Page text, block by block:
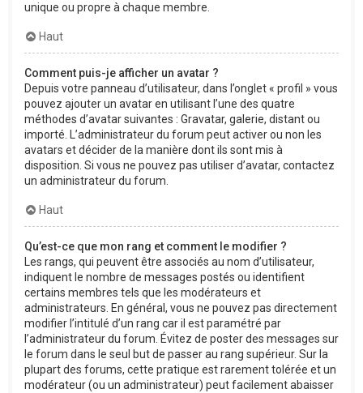
unique ou propre à chaque membre.
Haut
Comment puis-je afficher un avatar ?
Depuis votre panneau d’utilisateur, dans l’onglet « profil » vous
pouvez ajouter un avatar en utilisant l’une des quatre
méthodes d’avatar suivantes : Gravatar, galerie, distant ou
importé. L’administrateur du forum peut activer ou non les
avatars et décider de la manière dont ils sont mis à
disposition. Si vous ne pouvez pas utiliser d’avatar, contactez
un administrateur du forum.
Haut
Qu’est-ce que mon rang et comment le modifier ?
Les rangs, qui peuvent être associés au nom d’utilisateur,
indiquent le nombre de messages postés ou identifient
certains membres tels que les modérateurs et
administrateurs. En général, vous ne pouvez pas directement
modifier l’intitulé d’un rang car il est paramétré par
l’administrateur du forum. Évitez de poster des messages sur
le forum dans le seul but de passer au rang supérieur. Sur la
plupart des forums, cette pratique est rarement tolérée et un
modérateur (ou un administrateur) peut facilement abaisser